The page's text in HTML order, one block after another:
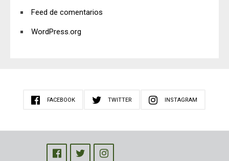
Feed de comentarios
WordPress.org
FACEBOOK TWITTER INSTAGRAM